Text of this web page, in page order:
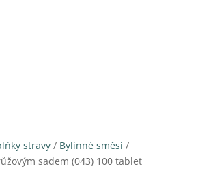
stravy/ Bylinné směsi /
sadem (043) 100 tablet